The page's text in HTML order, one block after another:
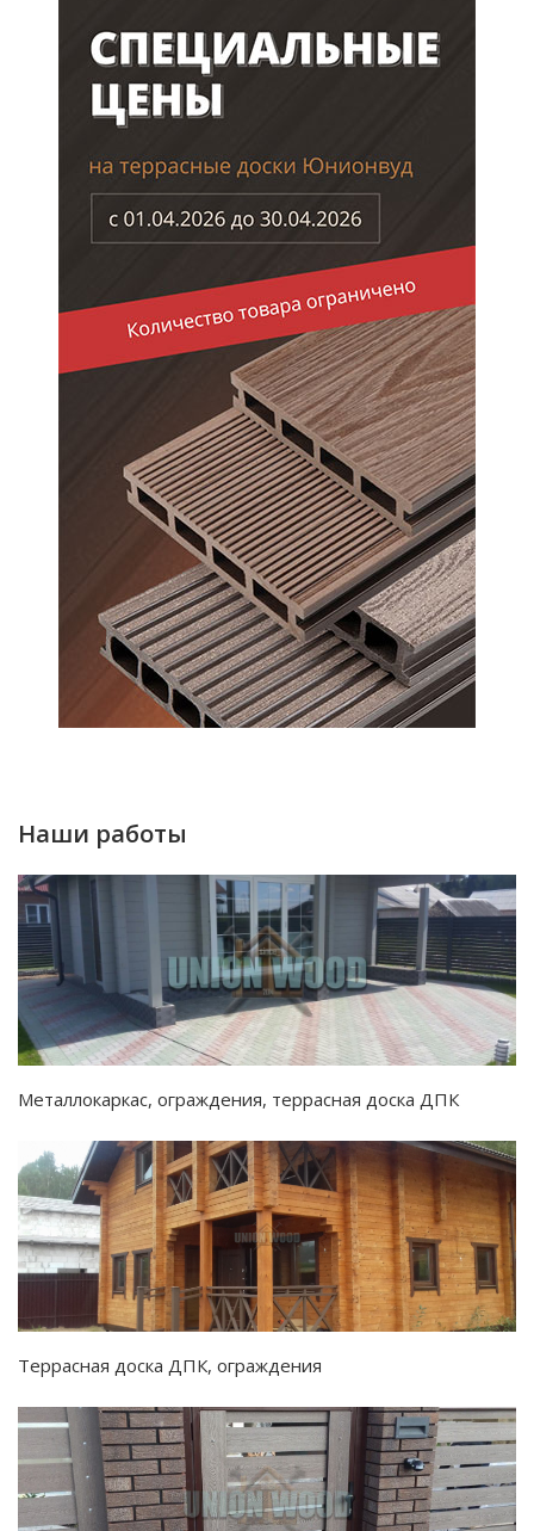
Наши работы
Металлокаркас, ограждения, террасная доска ДПК
Террасная доска ДПК, ограждения